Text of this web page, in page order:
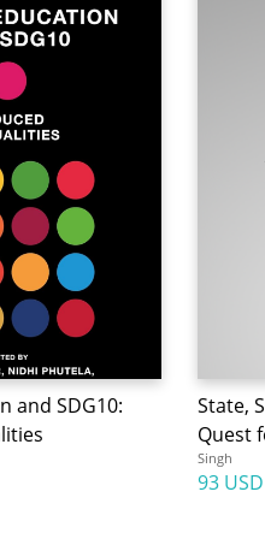
and SDG10:
State,
Quest
Singh
93 USD